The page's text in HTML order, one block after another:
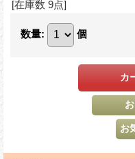
[在庫数 9点]
数量: 個